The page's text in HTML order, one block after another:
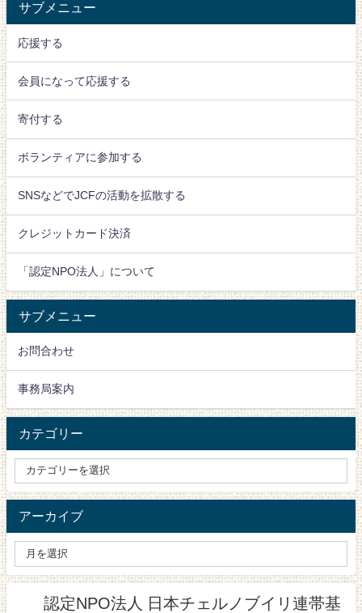
サブメニュー
応援する
会員になって応援する
寄付する
ボランティアに参加する
SNSなどでJCFの活動を拡散する
クレジットカード決済
「認定NPO法人」について
サブメニュー
お問合わせ
事務局案内
カテゴリー
アーカイブ
認定NPO法人 日本チェルノブイリ連帯基